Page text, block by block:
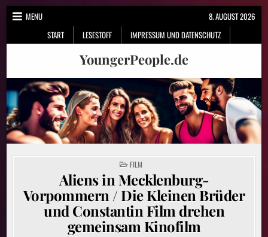
Skip
MENU
START
LESESTOFF IMPRESSUM UND DATENSCHUTZ
8. AUGUST 2026
YoungerPeople.de
POSTED
IN
FILM
Aliens in Mecklenburg-
Vorpommern / Die Kleinen Brüder
und Constantin Film drehen
gemeinsam Kinofilm